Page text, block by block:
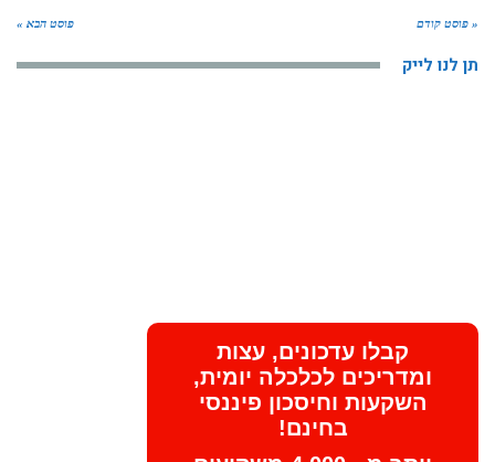
« פוסט קודם פוסט הבא »
תן לנו לייק